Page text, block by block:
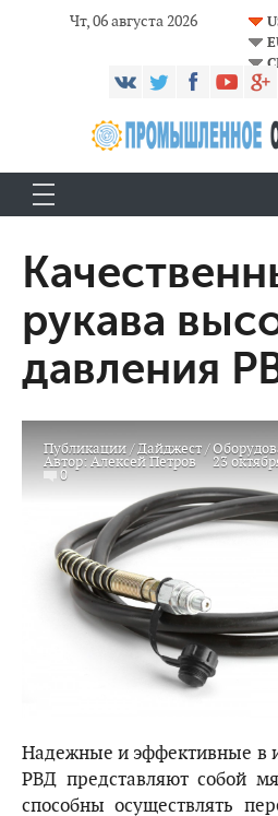
Чт, 06 августа 2026
рукава
давления
Публикации/Дайджест/
Автор:Алексей Петров 23
0
Надежные и эффективные в
РВД представляют собой
способны осуществлять